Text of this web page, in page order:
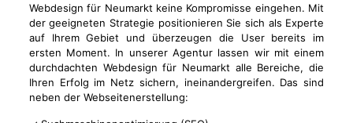
Webdesign für Neumarkt keine Kompromisse eingehen. Mit
der geeigneten Strategie positionieren Sie sich als Experte
auf Ihrem Gebiet und überzeugen die User bereits im
ersten Moment. In unserer Agentur lassen wir mit einem
durchdachten Webdesign für Neumarkt alle Bereiche, die
Ihren Erfolg im Netz sichern, ineinandergreifen. Das sind
neben der Webseitenerstellung: